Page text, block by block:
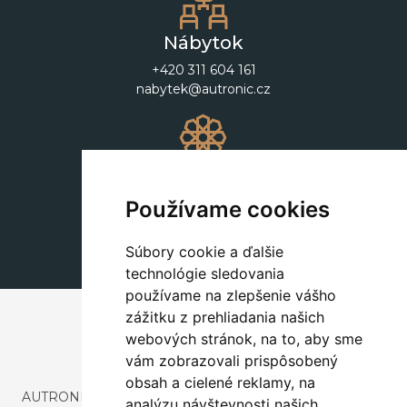
Používame cookies
Súbory cookie a ďalšie
technológie sledovania
používame na zlepšenie vášho
zážitku z prehliadania našich
webových stránok, na to, aby sme
vám zobrazovali prispôsobený
obsah a cielené reklamy, na
Nábytok
+420 311 604 161
nabytek@autronic.cz
+420 311 604 182
dekorace@autronic.cz
AUTRONIC, s.r.o. je spoločnosť zaoberajúca sa dovozom a